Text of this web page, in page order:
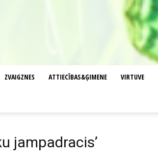
ZVAIGZNES ATTIECĪBAS&ĢIMENE VIRTUVE
jampadracis’